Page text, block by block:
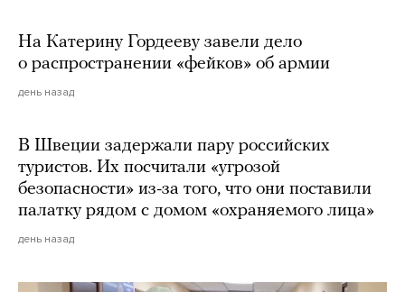
На Катерину Гордееву завели дело
о распространении «фейков» об армии
день назад
В Швеции задержали пару российских
туристов. Их посчитали «угрозой
безопасности» из-за того, что они поставили
палатку рядом с домом «охраняемого лица»
день назад